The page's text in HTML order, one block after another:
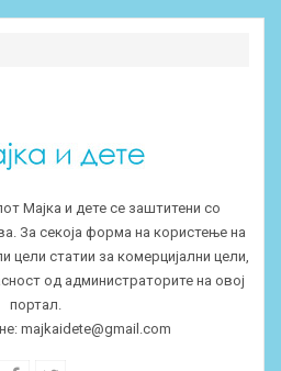
Мајка и дете се заштитени со
За секоја форма на користење на
цели статии за комерцијални цели,
од администраторите на овој
портал.
majkaidete@gmail.com